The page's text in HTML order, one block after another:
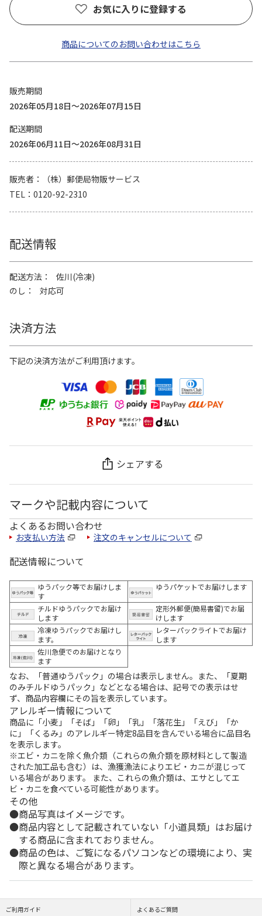
お気に入りに登録する
商品についてのお問い合わせはこちら
販売期間
2026年05月18日～2026年07月15日
配送期間
2026年06月11日～2026年08月31日
販売者
（株）郵便局物販サービス
TEL
0120-92-2310
配送情報
配送方法
佐川(冷凍)
のし
対応可
決済方法
下記の決済方法がご利用頂けます。
シェアする
マークや記載内容について
よくあるお問い合わせ
お支払い方法 注文のキャンセルについて
配送情報について
ゆうパック等でお届けしま
す
ゆうパケットでお届けします
チルドゆうパックでお届け
します
定形外郵便(簡易書留)でお届
けします
冷凍ゆうパックでお届けし
ます。
レターパックライトでお届け
します
佐川急便でのお届けとなり
ます
なお、「普通ゆうパック」の場合は表示しません。また、「夏期
のみチルドゆうパック」などとなる場合は、記号での表示はせ
ず、商品内容欄にその旨を表示しています。
アレルギー情報について
商品に「小麦」「そば」「卵」「乳」「落花生」「えび」「か
に」「くるみ」のアレルギー特定8品目を含んでいる場合に品目名
を表示します。
※エビ・カニを除く魚介類（これらの魚介類を原材料として製造
された加工品も含む）は、漁獲漁法によりエビ・カニが混じって
いる場合があります。 また、これらの魚介類は、エサとしてエ
ビ・カニを食べている可能性があります。
その他
商品写真はイメージです。
商品内容として記載されていない「小道具類」はお届け
する商品に含まれておりません。
商品の色は、ご覧になるパソコンなどの環境により、実
際と異なる場合があります。
ご利用ガイド よくあるご質問